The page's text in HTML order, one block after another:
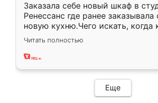
Заказала себе новый шкаф в
Ренессанс где ранее заказывала
новую кухню.Чего искать, когда
вполне довольна. Служит кухня
два года, нареканий нет.
Читать полностью
Еще